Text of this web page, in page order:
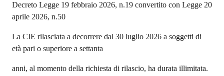
Decreto Legge 19 febbraio 2026, n.19 convertito con Legge 20
aprile 2026, n.50
La CIE rilasciata a decorrere dal 30 luglio 2026 a soggetti di
età pari o superiore a settanta
anni, al momento della richiesta di rilascio, ha durata illimitata.